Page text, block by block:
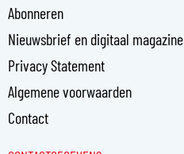
Abonneren
Nieuwsbrief en digitaal magazine
Privacy Statement
Algemene voorwaarden
Contact